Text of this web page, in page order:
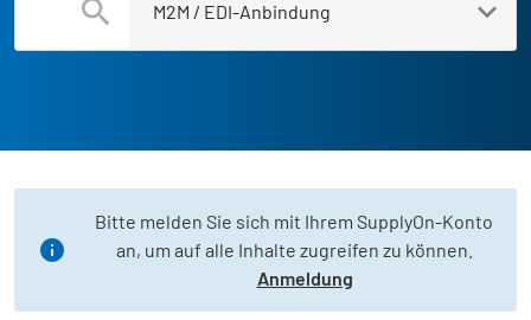
Bitte melden Sie sich mit Ihrem SupplyOn-Konto
an, um auf alle Inhalte zugreifen zu können.
Anmeldung